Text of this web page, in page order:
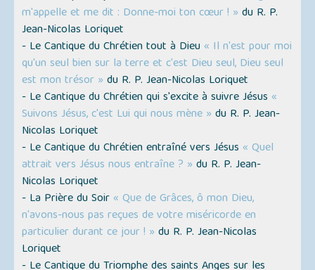
m'appelle et me dit : Donne-moi ton cœur ! » du R. P.
Jean-Nicolas Loriquet
- Le Cantique du Chrétien tout à Dieu « Il n'est pour moi
qu'un seul bien sur la terre et c'est Dieu seul, Dieu seul
est mon trésor » du R. P. Jean-Nicolas Loriquet
- Le Cantique du Chrétien qui s'excite à suivre Jésus «
Suivons Jésus, c'est Lui qui nous mène » du R. P. Jean-
Nicolas Loriquet
- Le Cantique du Chrétien entraîné vers Jésus « Quel
attrait vers Jésus nous entraîne ? » du R. P. Jean-
Nicolas Loriquet
- La Prière du Soir « Que de Grâces, ô mon Dieu,
n'avons-nous pas reçues de votre miséricorde en
particulier durant ce jour ! » du R. P. Jean-Nicolas
Loriquet